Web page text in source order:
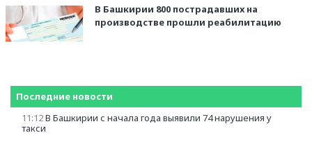
В Башкирии 800 пострадавших на
производстве прошли реабилитацию
Последние новости
11:12В Башкирии с начала года выявили 74 нарушения у
такси